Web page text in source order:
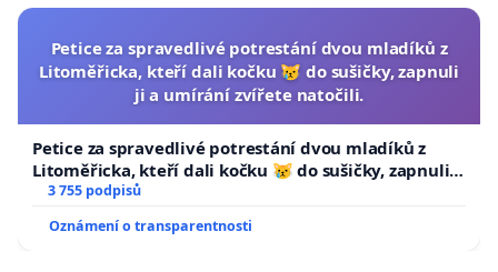
Petice za spravedlivé potrestání dvou mladíků z
Litoměřicka, kteří dali kočku 😿 do sušičky, zapnuli
ji a umírání zvířete natočili.
Petice za spravedlivé potrestání dvou mladíků z
Litoměřicka, kteří dali kočku 😿 do sušičky, zapnuli ji
a umírání zvířete natočili.
3 755 podpisů
Oznámení o transparentnosti